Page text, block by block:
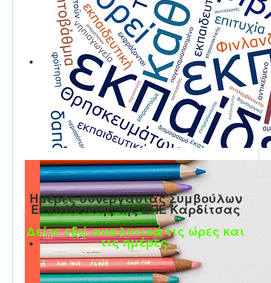
Τμήμα Α'
Τμήμα Β'
Τμήμα Γ'
Τμήμα Δ'
Τμήμα E'
Επικοινωνία
Ημέρες συνεργασίας Συμβούλων
Εκπαίδευσης της ΔΠΕ Καρδίτσας
Δείτε εδώ αναλυτικά τις ώρες και
τις ημέρες.